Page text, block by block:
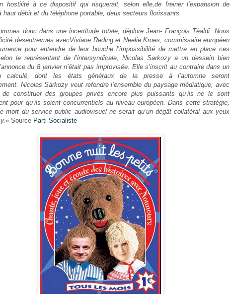
hostilité à ce dispositif qui risquerait, selon elle,de freiner l’expansion de
haut débit et du téléphone portable, deux secteurs florissants.
donc dans une incertitude totale, déplore Jean- François Téaldi. Nous
desentrevues avecViviane Reding et Neelie Kroes, commissaire européen
pour entendre de leur bouche l’impossibilité de mettre en place ces
le représentant de l’intersyndicale, Nicolas Sarkozy a un dessein bien
du 8 janvier n’était pas improvisée. Elle s’inscrit au contraire dans un
calculé, dont les états généraux de la presse à l’automne seront
Nicolas Sarkozy veut refondre l’ensemble du paysage médiatique, avec
de constituer des groupes privés encore plus puissants qu’ils ne le sont
pour qu’ils soient concurrentiels au niveau européen. Dans cette stratégie,
mort du service public audiovisuel ne serait qu’un dégât collatéral aux yeux
» Source Parti Socialiste